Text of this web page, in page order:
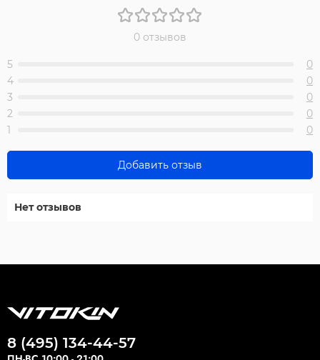
0 отзывов
5
0
4
0
3
0
2
0
1
0
Добавить отзыв
Нет отзывов
8 (495) 134-44-57